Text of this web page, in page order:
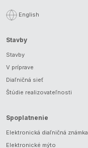
English
Stavby
Stavby
V príprave
Diaľničná sieť
Štúdie realizovateľnosti
Spoplatnenie
Elektronická diaľničná známka
Elektronické mýto